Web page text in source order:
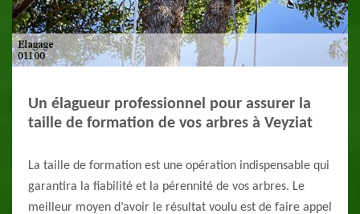
Un élagueur professionnel pour assurer la
taille de formation de vos arbres à Veyziat
La taille de formation est une opération indispensable qui
garantira la fiabilité et la pérennité de vos arbres. Le
meilleur moyen d’avoir le résultat voulu est de faire appel